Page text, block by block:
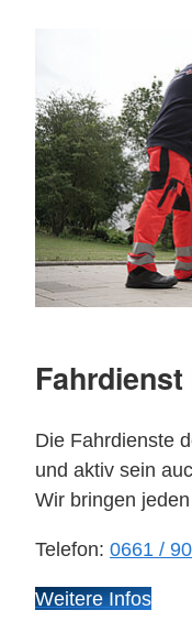
Fahrdienst
Die Fahrdienste
und aktiv sein
Wir bringen
Telefon: 0661 /
Weitere Infos